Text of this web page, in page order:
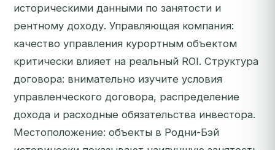
историческими данными по занятости и
рентному доходу. Управляющая компания:
качество управления курортным объектом
критически влияет на реальный ROI. Структура
договора: внимательно изучите условия
управленческого договора, распределение
дохода и расходные обязательства инвестора.
Местоположение: объекты в Родни-Бэй